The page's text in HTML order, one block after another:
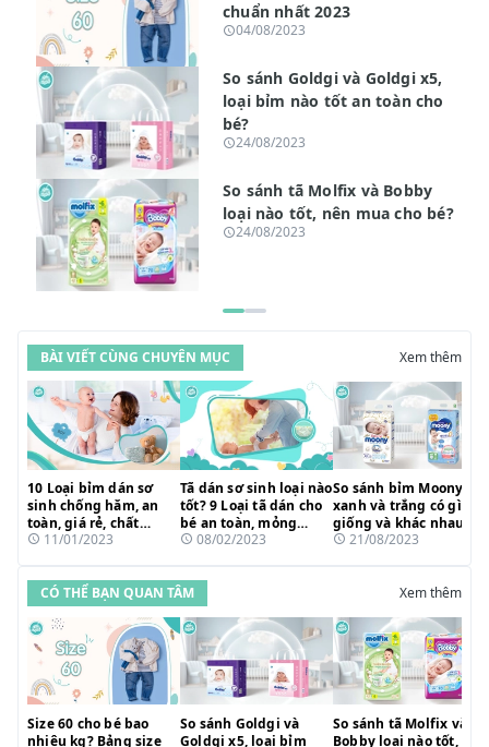
chuẩn nhất 2023
04/08/2023
So sánh Goldgi và Goldgi x5,
loại bỉm nào tốt an toàn cho
bé?
24/08/2023
So sánh tã Molfix và Bobby
loại nào tốt, nên mua cho bé?
24/08/2023
BÀI VIẾT CÙNG CHUYÊN MỤC Xem thêm
10 Loại bỉm dán sơ
sinh chống hăm, an
toàn, giá rẻ, chất
lượng mẹ tin dùng
11/01/2023
Tã dán sơ sinh loại nào
tốt? 9 Loại tã dán cho
bé an toàn, mỏng
thoáng, tiết kiệm 2023
08/02/2023
So sánh bỉm Moony
xanh và trắng có gì
giống và khác nhau?
21/08/2023
CÓ THỂ BẠN QUAN TÂM Xem thêm
Size 60 cho bé bao
nhiêu kg? Bảng size
So sánh Goldgi và
Goldgi x5, loại bỉm
So sánh tã Molfix và
Bobby loại nào tốt,